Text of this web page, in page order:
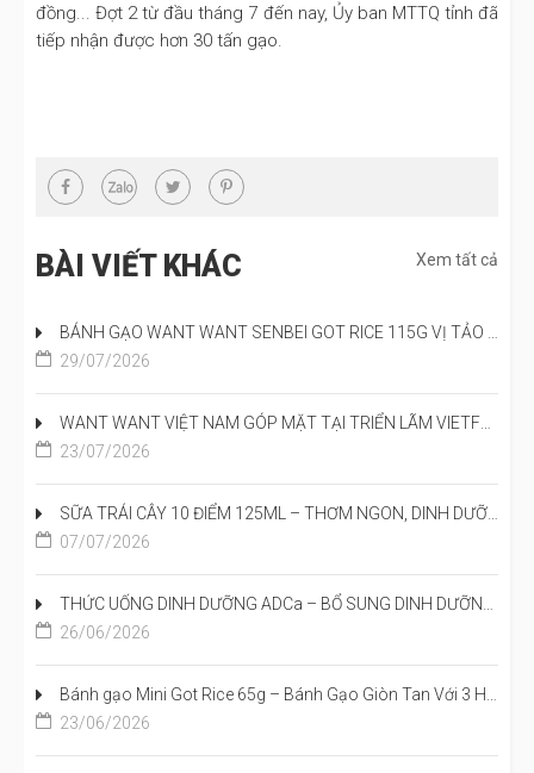
đồng... Đợt 2 từ đầu tháng 7 đến nay, Ủy ban MTTQ tỉnh đã
tiếp nhận được hơn 30 tấn gạo.
BÀI VIẾT KHÁC Xem tất cả
BÁNH GẠO WANT WANT SENBEI GOT RICE 115G VỊ TẢO BIỂN CÁ NGỪ – GIÒN NGON CHUẨN NHẬT, ĐẬM ĐÀ HƯƠNG VỊ ĐẠI DƯƠNG
29/07/2026
WANT WANT VIỆT NAM GÓP MẶT TẠI TRIỂN LÃM VIETFOOD & BEVERAGE 2026
23/07/2026
SỮA TRÁI CÂY 10 ĐIỂM 125ML – THƠM NGON, DINH DƯỠNG VÀ ĐỒNG HÀNH CÙNG HÀNH TRÌNH HỌC TẬP CỦA TRẺ
07/07/2026
THỨC UỐNG DINH DƯỠNG ADCa – BỔ SUNG DINH DƯỠNG, TIẾP NĂNG LƯỢNG CHO NGÀY MỚI
26/06/2026
Bánh gạo Mini Got Rice 65g – Bánh Gạo Giòn Tan Với 3 Hương Vị Đậm Đà Đã Có Mặt Tại Việt Nam
23/06/2026